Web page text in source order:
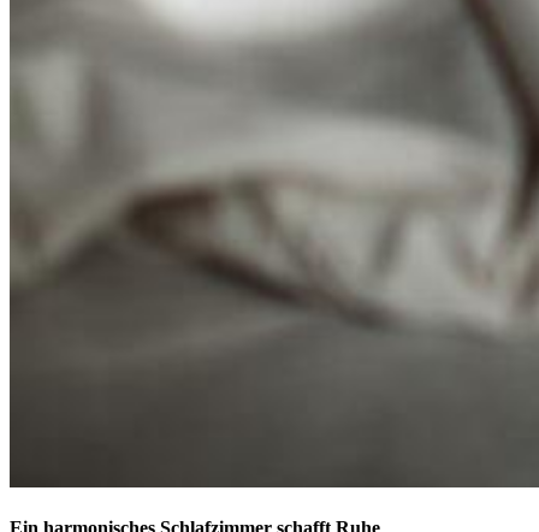
Ein harmonisches Schlafzimmer schafft Ruhe